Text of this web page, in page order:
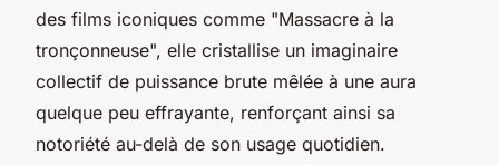
des films iconiques comme "Massacre à la
tronçonneuse", elle cristallise un imaginaire
collectif de puissance brute mêlée à une aura
quelque peu effrayante, renforçant ainsi sa
notoriété au-delà de son usage quotidien.